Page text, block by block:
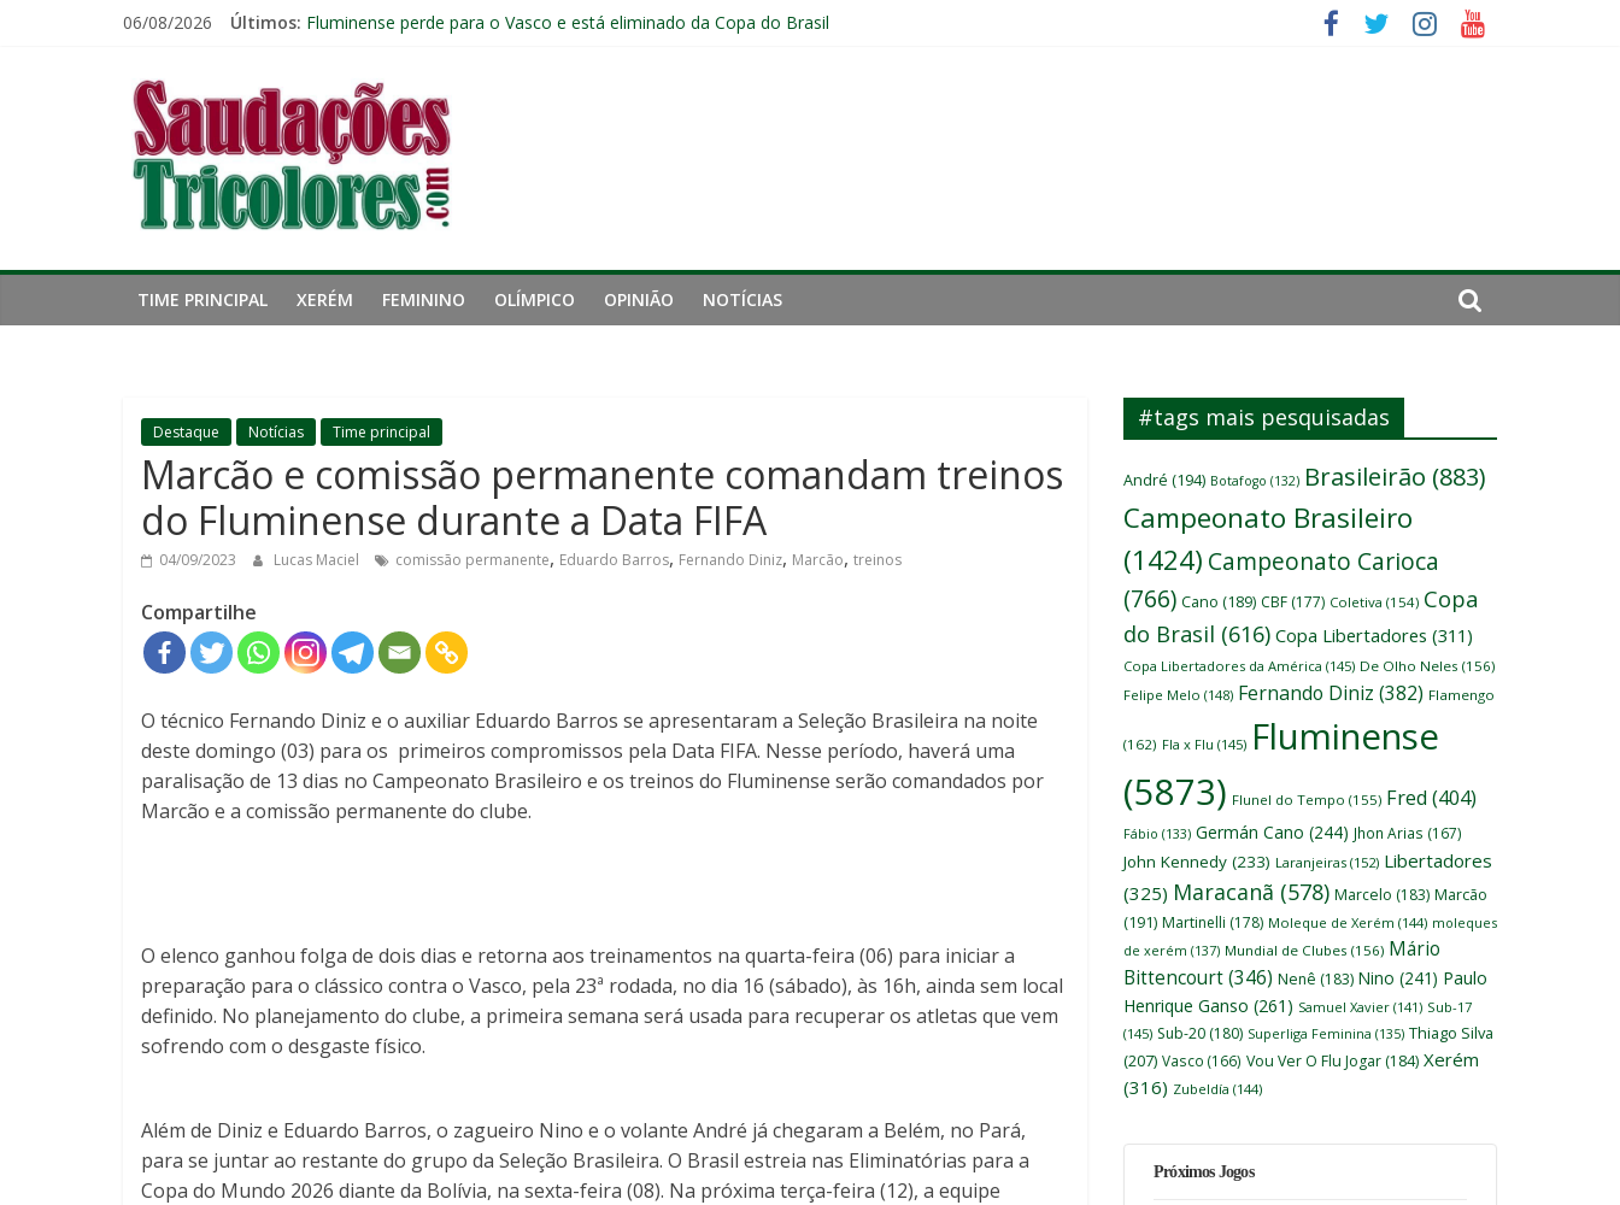
06/08/2026 Últimos: Fluminense perde para o Vasco e está eliminado da Copa do Brasil
John Kennedy sofre torção no joelho e passará por exames no Fluminense
Igor Rabello reconhece primeiro tempo ruim do Fluminense e cobra arbitragem em lance de pancada: “Tem que parar o jogo”
Saudações
Tricolores
TIME PRINCIPAL XERÉM FEMININO OLÍMPICO OPINIÃO NOTÍCIAS
Destaque Notícias Time principal
Marcão e comissão permanente comandam treinos
do Fluminense durante a Data FIFA
04/09/2023 Lucas Maciel comissão permanente, Eduardo Barros, Fernando Diniz, Marcão, treinos
Compartilhe
O técnico Fernando Diniz e o auxiliar Eduardo Barros se apresentaram a Seleção Brasileira na noite
deste domingo (03) para os primeiros compromissos pela Data FIFA. Nesse período, haverá uma
paralisação de 13 dias no Campeonato Brasileiro e os treinos do Fluminense serão comandados por
Marcão e a comissão permanente do clube.
O elenco ganhou folga de dois dias e retorna aos treinamentos na quarta-feira (06) para iniciar a
preparação para o clássico contra o Vasco, pela 23ª rodada, no dia 16 (sábado), às 16h, ainda sem local
definido. No planejamento do clube, a primeira semana será usada para recuperar os atletas que vem
sofrendo com o desgaste físico.
Além de Diniz e Eduardo Barros, o zagueiro Nino e o volante André já chegaram a Belém, no Pará,
para se juntar ao restante do grupo da Seleção Brasileira. O Brasil estreia nas Eliminatórias para a
Copa do Mundo 2026 diante da Bolívia, na sexta-feira (08). Na próxima terça-feira (12), a equipe
#tags mais pesquisadas
André (194) Botafogo (132) Brasileirão (883)
Campeonato Brasileiro
(1424) Campeonato Carioca
(766) Cano (189) CBF (177) Coletiva (154) Copa
do Brasil (616) Copa Libertadores (311)
Copa Libertadores da América (145) De Olho Neles (156)
Felipe Melo (148) Fernando Diniz (382) Flamengo
(162) Fla x Flu (145) Fluminense
(5873) Flunel do Tempo (155) Fred (404)
Fábio (133) Germán Cano (244) Jhon Arias (167)
John Kennedy (233) Laranjeiras (152) Libertadores
(325) Maracanã (578) Marcelo (183) Marcão
(191) Martinelli (178) Moleque de Xerém (144) moleques
de xerém (137) Mundial de Clubes (156) Mário
Bittencourt(346) Nenê (183) Nino (241) Paulo
Henrique Ganso (261) Samuel Xavier (141) Sub-17
(145) Sub-20 (180) Superliga Feminina (135) Thiago Silva
(207) Vasco (166) Vou Ver O Flu Jogar (184) Xerém
(316) Zubeldía (144)
Próximos Jogos